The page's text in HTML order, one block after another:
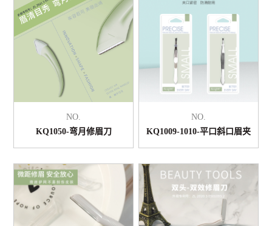
NO.
KQ1050-弯月修眉刀
NO.
KQ1009-1010-平口斜口眉夹